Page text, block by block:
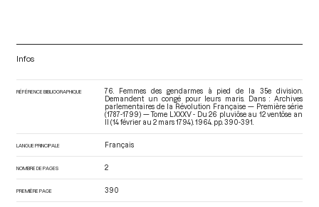
Infos
RÉFÉRENCE BIBLIOGRAPHIQUE
76. Femmes des gendarmes à pied de la 35e division.
Demandent un congé pour leurs maris. Dans : Archives
parlementaires de la Révolution Française — Première série
(1787-1799) — Tome LXXXV - Du 26 pluviôse au 12 ventôse an
II (14 février au 2 mars 1794) . 1964. pp. 390-391.
LANGUE PRINCIPALE Français
NOMBRE DE PAGES 2
PREMIÈRE PAGE 390